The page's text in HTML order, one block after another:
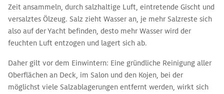
Zeit ansammeln, durch salzhaltige Luft, eintretende Gischt und
versalztes Ölzeug. Salz zieht Wasser an, je mehr Salzreste sich
also auf der Yacht befinden, desto mehr Wasser wird der
feuchten Luft entzogen und lagert sich ab.
Daher gilt vor dem Einwintern: Eine gründliche Reinigung aller
Oberflächen an Deck, im Salon und den Kojen, bei der
möglichst viele Salzablagerungen entfernt werden, wirkt sich